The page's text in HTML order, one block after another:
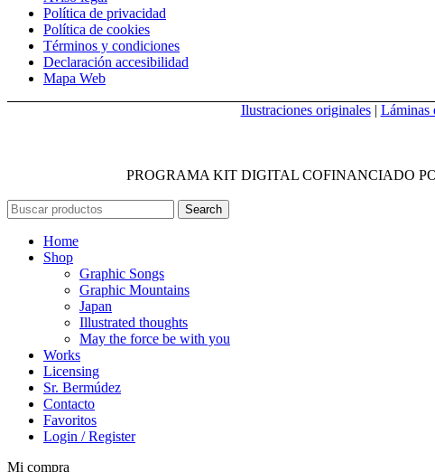
Política de privacidad
Política de cookies
Términos y condiciones
Declaración accesibilidad
Mapa Web
Ilustraciones originales| Láminas
PROGRAMA KIT DIGITAL COFINANCIADO
Search
Home
Shop
Graphic Songs
Graphic Mountains
Japan
Illustrated thoughts
May the force be with you
Works
Licensing
Sr. Bermúdez
Contacto
Favoritos
Login / Register
Mi compra